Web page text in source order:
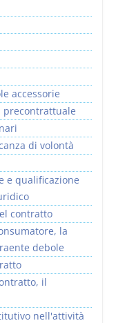
accessorie
precontrattuale
di volontà
e qualificazione
contratto
la
debole
il
nell'attività